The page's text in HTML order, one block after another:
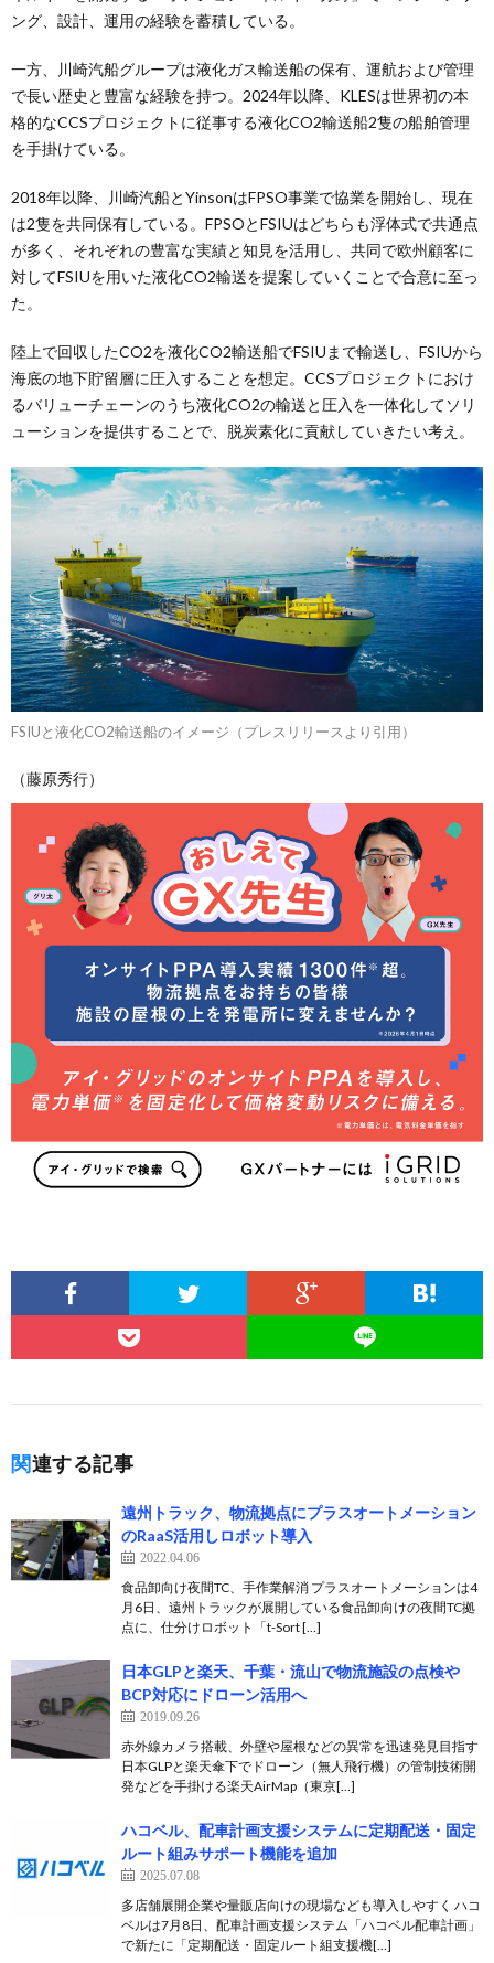
ング、設計、運用の経験を蓄積している。
一方、川崎汽船グループは液化ガス輸送船の保有、運航および管理
で長い歴史と豊富な経験を持つ。2024年以降、KLESは世界初の本
格的なCCSプロジェクトに従事する液化CO2輸送船2隻の船舶管理
を手掛けている。
2018年以降、川崎汽船とYinsonはFPSO事業で協業を開始し、現在
は2隻を共同保有している。FPSOとFSIUはどちらも浮体式で共通点
が多く、それぞれの豊富な実績と知見を活用し、共同で欧州顧客に
対してFSIUを用いた液化CO2輸送を提案していくことで合意に至っ
た。
陸上で回収したCO2を液化CO2輸送船でFSIUまで輸送し、FSIUから
海底の地下貯留層に圧入することを想定。CCSプロジェクトにおけ
るバリューチェーンのうち液化CO2の輸送と圧入を一体化してソリ
ューションを提供することで、脱炭素化に貢献していきたい考え。
FSIUと液化CO2輸送船のイメージ（プレスリリースより引用）
（藤原秀行）
関連する記事
遠州トラック、物流拠点にプラスオートメーション
のRaaS活用しロボット導入
2022.04.06
食品卸向け夜間TC、手作業解消 プラスオートメーションは4
月6日、遠州トラックが展開している食品卸向けの夜間TC拠
点に、仕分けロボット「t-Sort […]
日本GLPと楽天、千葉・流山で物流施設の点検や
BCP対応にドローン活用へ
2019.09.26
赤外線カメラ搭載、外壁や屋根などの異常を迅速発見目指す
日本GLPと楽天傘下でドローン（無人飛行機）の管制技術開
発などを手掛ける楽天AirMap（東京[…]
ハコベル、配車計画支援システムに定期配送・固定
ルート組みサポート機能を追加
2025.07.08
多店舗展開企業や量販店向けの現場なども導入しやすく ハコ
ベルは7月8日、配車計画支援システム「ハコベル配車計画」
で新たに「定期配送・固定ルート組支援機[…]